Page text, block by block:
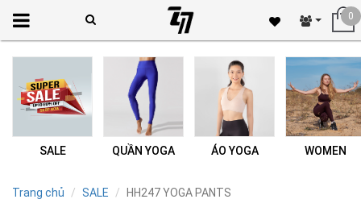
0
SALE QUẦN YOGA ÁO YOGA WOMEN
Trang chủ SALE HH247 YOGA PANTS